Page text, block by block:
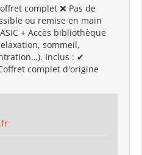
complet ❌ Pas de
ou remise en main
+ Accès bibliothèque
sommeil,
Inclus : ✔
complet d'origine